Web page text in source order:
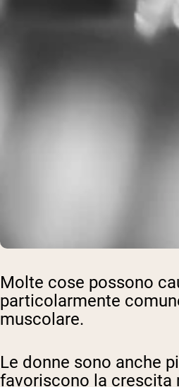
Molte cose possono
particolarmente
muscolare.
Le donne sono anche
favoriscono la crescita